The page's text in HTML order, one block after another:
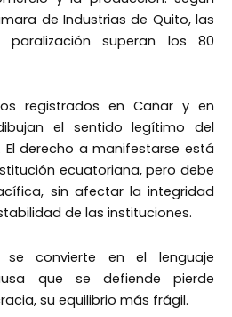
de Industrias de Quito, las
superan los 80
registrados en Cañar y en
el sentido legítimo del
derecho a manifestarse está
ecuatoriana, pero debe
sin afectar la integridad
de las instituciones.
se convierte en el lenguaje
que se defiende pierde
su equilibrio más frágil.